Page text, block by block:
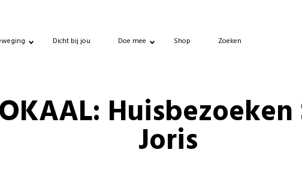
Dicht bij jou Doe mee Shop Zoeken
Joris